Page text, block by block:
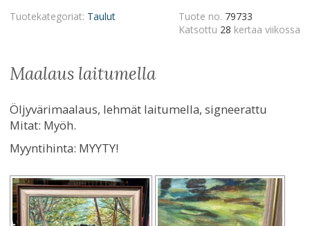
Tuotekategoriat: Taulut Tuote no. 79733
Katsottu 28 kertaa viikossa
maalaus laitumella
Öljyvärimaalaus, lehmät laitumella, signeerattu
Mitat: Myöh.
Myyntihinta: MYYTY!